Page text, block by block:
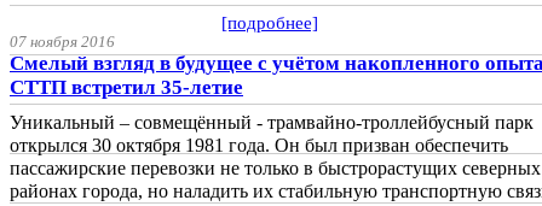
[подробнее]
07 ноября 2016
Смелый взгляд в будущее с учётом накопленного
СТТП встретил 35-летие
Уникальный – совмещённый - трамвайно-троллейбусный парк
открылся 30 октября 1981 года. Он был призван обеспечить
пассажирские перевозки не только в быстрорастущих северных
районах города, но наладить их стабильную транспортную